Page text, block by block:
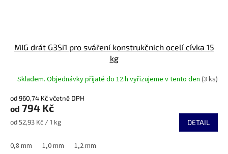
MIG drát G3Si1 pro sváření konstrukčních ocelí cívka 15
kg
Skladem. Objednávky přijaté do 12.h vyřizujeme v tento den (3 ks)
od 960,74 Kč včetně DPH
od 794 Kč
Měrná
od 52,93 Kč / 1 kg DETAIL
0,8 mm 1,0 mm 1,2 mm